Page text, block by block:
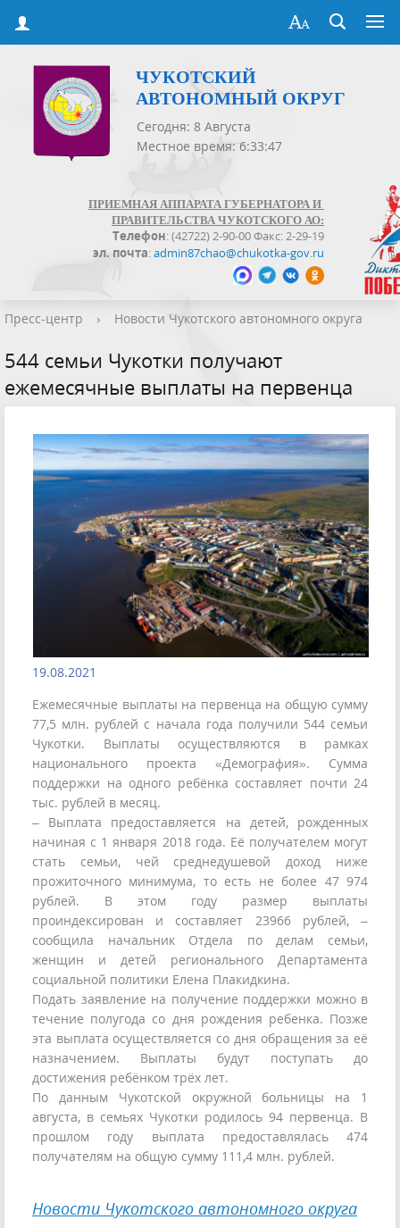
ЧУКОТСКИЙ
АВТОНОМНЫЙ ОКРУГ
Сегодня: 8 Августа
Местное время: 6:33:47
ПРИЕМНАЯ АППАРАТА ГУБЕРНАТОРА И
ПРАВИТЕЛЬСТВА ЧУКОТСКОГО АО:
Телефон: (42722) 2-90-00 Факс: 2-29-19
эл. почта:admin87chao@chukotka-gov.ru
Пресс-центр › Новости Чукотского автономного округа
544 семьи Чукотки получают
ежемесячные выплаты на первенца
19.08.2021
Ежемесячные выплаты на первенца на общую сумму
77,5 млн. рублей с начала года получили 544 семьи
Чукотки. Выплаты осуществляются в рамках
национального проекта «Демография». Сумма
поддержки на одного ребёнка составляет почти 24
тыс. рублей в месяц.
– Выплата предоставляется на детей, рожденных
начиная с 1 января 2018 года. Её получателем могут
стать семьи, чей среднедушевой доход ниже
прожиточного минимума, то есть не более 47 974
рублей. В этом году размер выплаты
проиндексирован и составляет 23966 рублей, –
сообщила начальник Отдела по делам семьи,
женщин и детей регионального Департамента
социальной политики Елена Плакидкина.
Подать заявление на получение поддержки можно в
течение полугода со дня рождения ребенка. Позже
эта выплата осуществляется со дня обращения за её
назначением. Выплаты будут поступать до
достижения ребёнком трёх лет.
По данным Чукотской окружной больницы на 1
августа, в семьях Чукотки родилось 94 первенца. В
прошлом году выплата предоставлялась 474
получателям на общую сумму 111,4 млн. рублей.
Новости Чукотского автономного округа